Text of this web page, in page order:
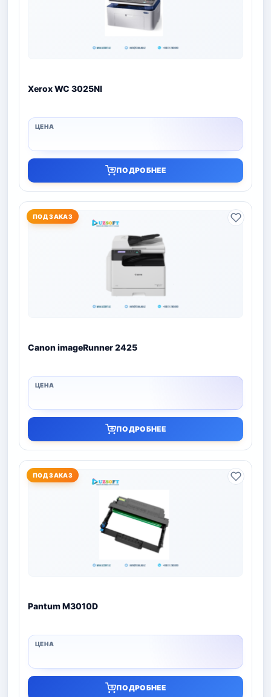
Xerox WC 3025NI
ПОДРОБНЕЕ
ПОД ЗАКАЗ
Canon imageRunner 2425
ПОДРОБНЕЕ
ПОД ЗАКАЗ
Pantum M3010D
ПОДРОБНЕЕ